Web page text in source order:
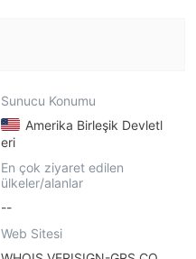
Sunucu Konumu
Amerika Birleşik Devletl
eri
En çok ziyaret edilen
ülkeler/alanlar
--
Web Sitesi